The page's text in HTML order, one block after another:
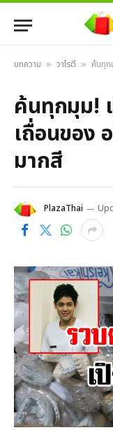
บทความ » วาไรตี้ » ค้นทุก
ค้นทุกมุม!
เถื่อนของ
มากสี
PlazaThai